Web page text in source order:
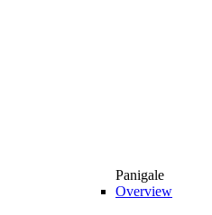
Panigale
Overview